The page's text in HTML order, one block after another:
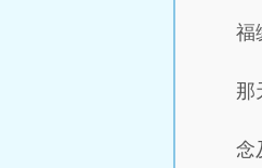
福
那
念